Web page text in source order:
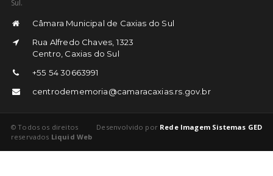
Sul.
Câmara Municipal de Caxias do Sul
Rua Alfredo Chaves, 1323
Centro, Caxias do Sul
+55 54 30663991
centrodememoria@camaracaxias.rs.gov.br
Desenvolvido por Rede Imagem Sistemas GED
© Todos os direitos
reservados Liquid Web